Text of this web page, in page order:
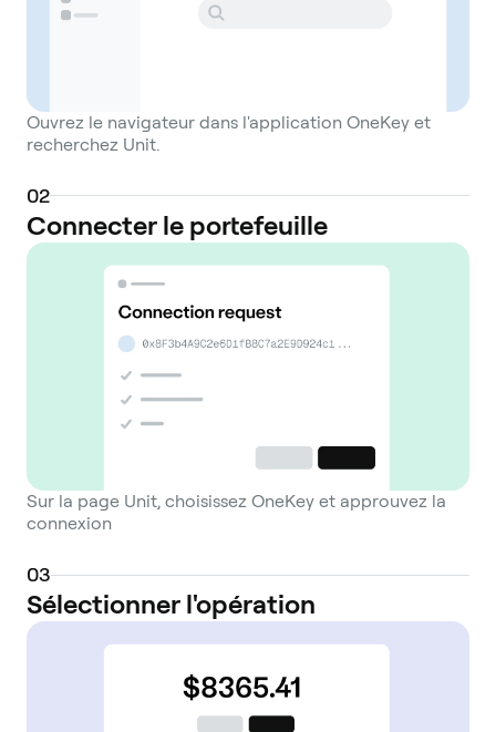
Ouvrez le navigateur dans l'application OneKey et
recherchez Unit.
02
Connecter le portefeuille
Sur la page Unit, choisissez OneKey et approuvez la
connexion
03
Sélectionner l'opération